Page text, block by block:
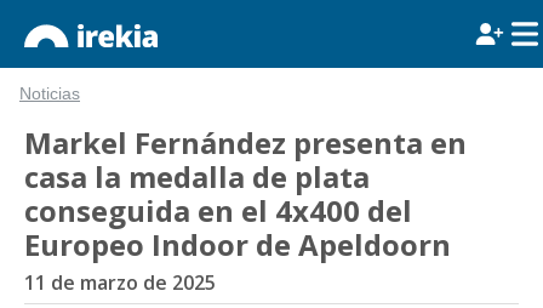
Noticias
Markel Fernández presenta en
casa la medalla de plata
conseguida en el 4x400 del
Europeo Indoor de Apeldoorn
11 de marzo de 2025